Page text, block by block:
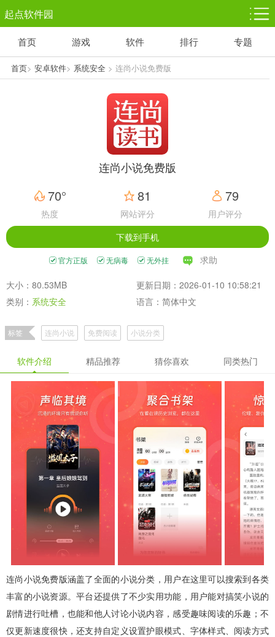
起点软件园
塔防游戏
1千+款游戏
休闲益智
1万+款游戏
体育竞技
5百+款游戏
赛车竞速
3百+款游戏
首页 游戏 软件 排行 专题
首页> 安卓软件> 系统安全> 连尚小说免费版
连尚小说免费版
70°
热度
81
网站评分
79
用户评分
下载到手机
官方正版 无病毒 无外挂 求助
大小：80.53MB
更新日期：2026-01-10 10:58:21
类别： 系统安全 语言：简体中文
标签 连尚小说 免费阅读 小说分类
软件介绍 精品推荐 猜你喜欢 同类热门
连尚小说免费版涵盖了全面的小说分类，用户在这里可以搜索到各类
丰富的小说资源。平台还提供了不少实用功能，用户能对搞笑小说的
剧情进行吐槽，也能和他人讨论小说内容，感受趣味阅读的乐趣；不
仅更新速度很快，还支持自定义设置护眼模式、字体样式、阅读方式